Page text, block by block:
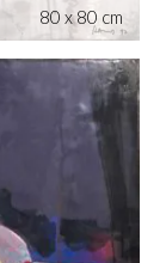
80 x 80 cm